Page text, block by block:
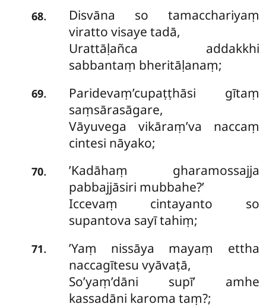
68.
Disvāna so tamacchariyaṃ
viratto visaye tadā,
Urattāḷañca addakkhi
sabbantaṃ bheritāḷanaṃ;
69.
Paridevaṃ’cupaṭṭhāsi gītaṃ
saṃsārasāgare,
Vāyuvega vikāraṃ’va naccaṃ
cintesi nāyako;
70.
’Kadāhaṃ gharamossajja
pabbajjāsiri mubbahe?’
Iccevaṃ cintayanto so
supantova sayī tahiṃ;
71.
’Yaṃ nissāya mayaṃ ettha
naccagītesu vyāvaṭā,
So’yaṃ’dāni supī’ amhe
kassadāni karoma taṃ?;